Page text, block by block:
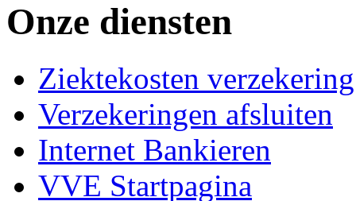
Onze diensten
Ziektekosten verzekering
Verzekeringen afsluiten
Internet Bankieren
VVE Startpagina